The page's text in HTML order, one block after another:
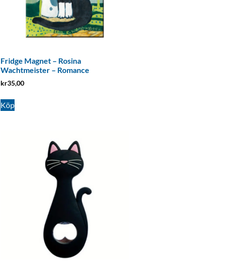
Fridge Magnet – Rosina
Wachtmeister – Romance
kr35,00
Köp